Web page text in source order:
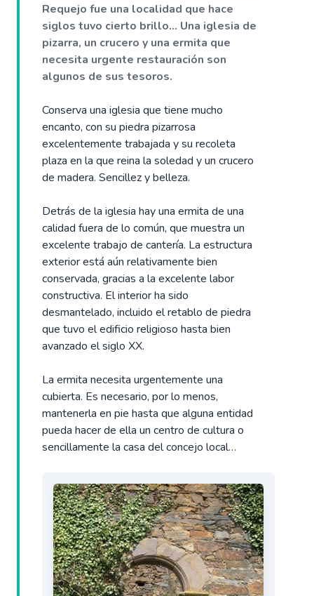
Requejo fue una localidad que hace
siglos tuvo cierto brillo... Una iglesia de
pizarra, un crucero y una ermita que
necesita urgente restauración son
algunos de sus tesoros.
Conserva una iglesia que tiene mucho
encanto, con su piedra pizarrosa
excelentemente trabajada y su recoleta
plaza en la que reina la soledad y un crucero
de madera. Sencillez y belleza.
Detrás de la iglesia hay una ermita de una
calidad fuera de lo común, que muestra un
excelente trabajo de cantería. La estructura
exterior está aún relativamente bien
conservada, gracias a la excelente labor
constructiva. El interior ha sido
desmantelado, incluido el retablo de piedra
que tuvo el edificio religioso hasta bien
avanzado el siglo XX.
La ermita necesita urgentemente una
cubierta. Es necesario, por lo menos,
mantenerla en pie hasta que alguna entidad
pueda hacer de ella un centro de cultura o
sencillamente la casa del concejo local…